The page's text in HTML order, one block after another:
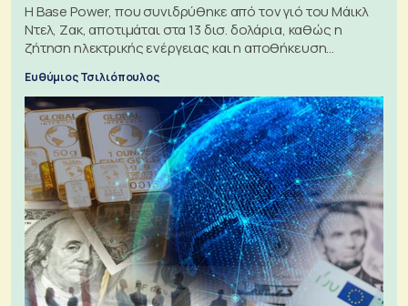
Η Base Power, που συνιδρύθηκε από τον γιό του Μάικλ
Ντελ, Ζακ, αποτιμάται στα 13 δισ. δολάρια, καθώς η
ζήτηση ηλεκτρικής ενέργειας και η αποθήκευση
Ευθύμιος Τσιλιόπουλος